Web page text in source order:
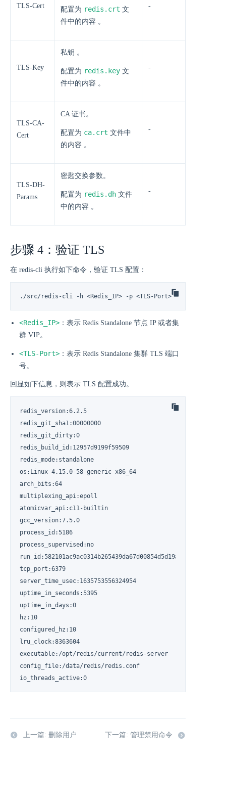
TLS-Cert 配置为 redis.crt 文
件中的内容 。
-
TLS-Key
私钥 。
配置为 redis.key 文
件中的内容 。
-
TLS-CA-
Cert
CA 证书。
配置为 ca.crt 文件中
的内容 。
-
TLS-DH-
Params
密匙交换参数。
配置为 redis.dh 文件
中的内容 。
-
步骤 4：验证 TLS
在 redis-cli 执行如下命令，验证 TLS 配置：
./src/redis-cli -h <Redis_IP> -p <TLS-Port> --tls --
<Redis_IP> ：表示 Redis Standalone 节点 IP 或者集
群 VIP。
<TLS-Port> ：表示 Redis Standalone 集群 TLS 端口
号。
回显如下信息，则表示 TLS 配置成功。
redis_version:6.2.5
redis_git_sha1:00000000
redis_git_dirty:0
redis_build_id:12957d9199f59509
redis_mode:standalone
os:Linux 4.15.0-58-generic x86_64
arch_bits:64
multiplexing_api:epoll
atomicvar_api:c11-builtin
gcc_version:7.5.0
process_id:5186
process_supervised:no
run_id:582101ac9ac0314b265439da67d00854d5d19a70
tcp_port:6379
server_time_usec:1635753556324954
uptime_in_seconds:5395
uptime_in_days:0
hz:10
configured_hz:10
lru_clock:8363604
executable:/opt/redis/current/redis-server
config_file:/data/redis/redis.conf
io_threads_active:0
上一篇: 删除用户 下一篇: 管理禁用命令